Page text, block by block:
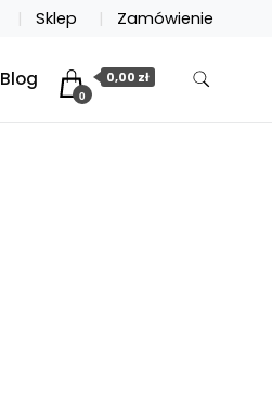
Sklep Zamówienie
Blog
0
0,00 zł